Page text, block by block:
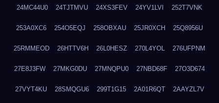
24MC44U0 24TJTMVU 24XS3FEV 24YV1LVI 252T7VNK
253A0XC6 254O5EQJ 258OBXAU 25JR0XCH 25Q8956U
25RMMEOD 26HTTV6H 26L0HESZ 270L4YOL 276UFPNM
27E8J3FW 27MKG0DU 27MNQPU0 27NBD68F 27O3D674
27VYT4KU 28SMQGU6 299T1G15 2A01R6QT 2AAYZL7V